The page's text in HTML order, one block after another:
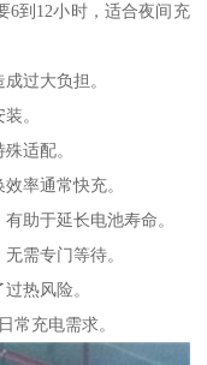
6到12小时，适合夜间充
过大负担。
。
适配。
率通常快充。
助于延长电池寿命。
需专门等待。
热风险。
常充电需求。